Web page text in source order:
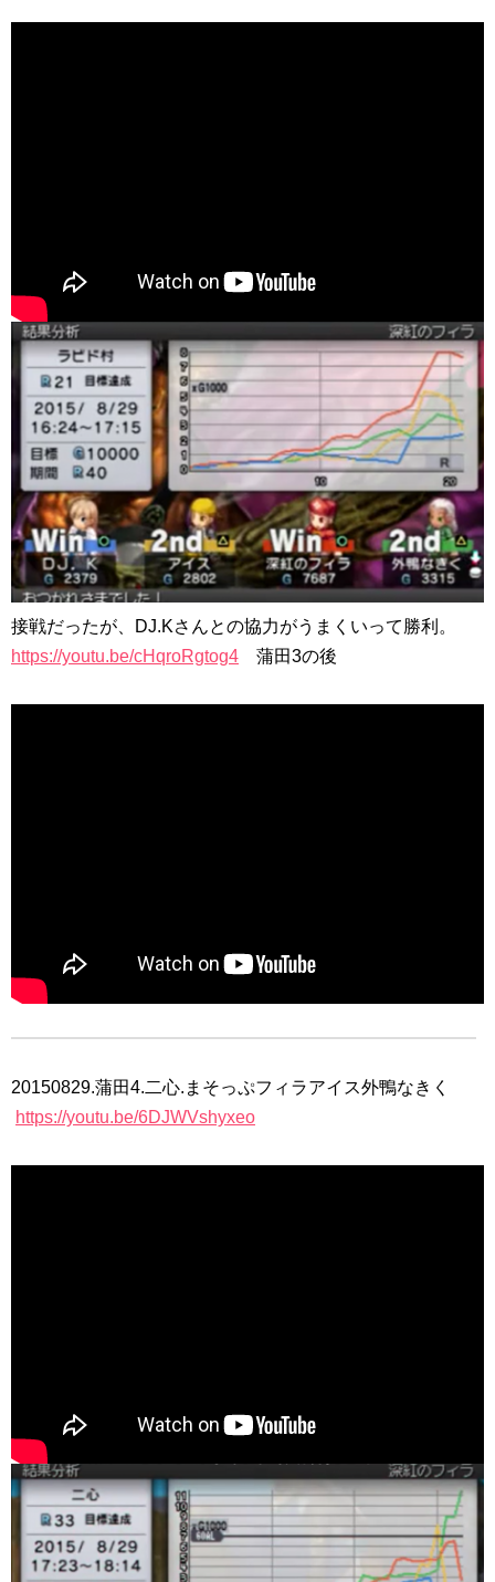
接戦だったが、DJ.Kさんとの協力がうまくいって勝利。
https://youtu.be/cHqroRgtog4 蒲田3の後
20150829.蒲田4.二心.まそっぷフィラアイス外鴨なきく
https://youtu.be/6DJWVshyxeo